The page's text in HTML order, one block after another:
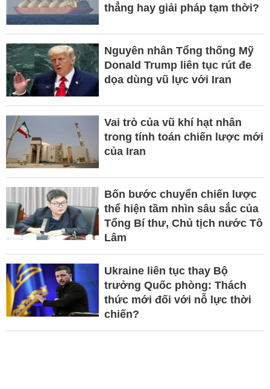
thẳng hay giải pháp tạm thời?
Nguyên nhân Tổng thống Mỹ
Donald Trump liên tục rút đe
dọa dùng vũ lực với Iran
Vai trò của vũ khí hạt nhân
trong tính toán chiến lược mới
của Iran
Bốn bước chuyển chiến lược
thể hiện tầm nhìn sâu sắc của
Tổng Bí thư, Chủ tịch nước Tô
Lâm
Ukraine liên tục thay Bộ
trưởng Quốc phòng: Thách
thức mới đối với nỗ lực thời
chiến?